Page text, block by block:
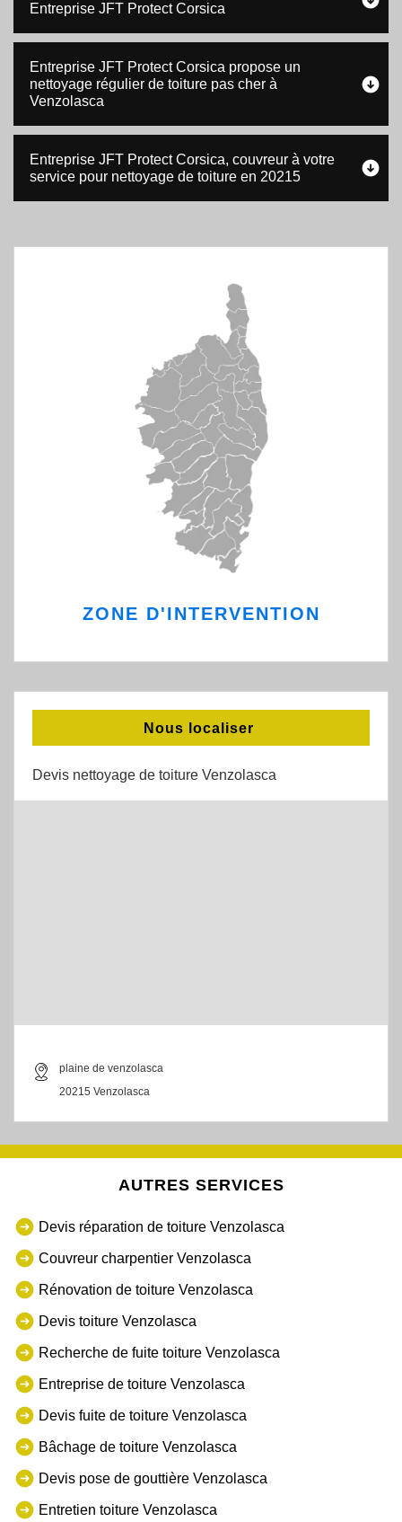
Entreprise JFT Protect Corsica
Entreprise JFT Protect Corsica propose un
nettoyage régulier de toiture pas cher à
Venzolasca
Entreprise JFT Protect Corsica, couvreur à votre
service pour nettoyage de toiture en 20215
ZONE D'INTERVENTION
Nous localiser
Devis nettoyage de toiture Venzolasca
plaine de venzolasca
20215 Venzolasca
AUTRES SERVICES
Devis réparation de toiture Venzolasca
Couvreur charpentier Venzolasca
Rénovation de toiture Venzolasca
Devis toiture Venzolasca
Recherche de fuite toiture Venzolasca
Entreprise de toiture Venzolasca
Devis fuite de toiture Venzolasca
Bâchage de toiture Venzolasca
Devis pose de gouttière Venzolasca
Entretien toiture Venzolasca